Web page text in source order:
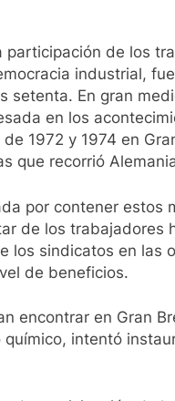
participación de los
industrial,
setenta. En gran
en los
1972 y 1974 en
que recorrió
por contener estos
de los trabajadores
los sindicatos en las
de beneficios.
encontrar en Gran
intentó